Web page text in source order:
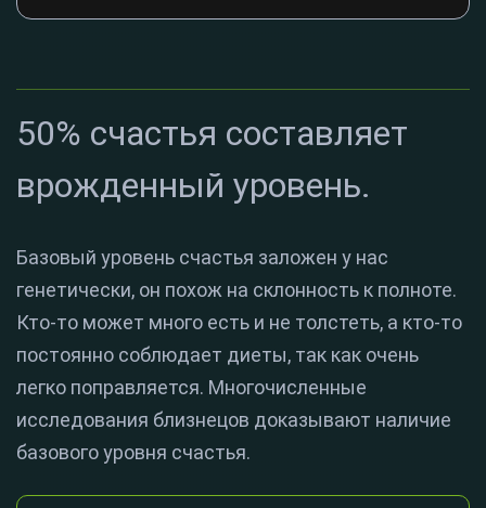
50% счастья составляет
врожденный уровень.
Базовый уровень счастья заложен у нас
генетически, он похож на склонность к полноте.
Кто-то может много есть и не толстеть, а кто-то
постоянно соблюдает диеты, так как очень
легко поправляется. Многочисленные
исследования близнецов доказывают наличие
базового уровня счастья.